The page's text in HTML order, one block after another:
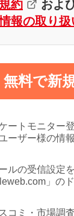
約
およ
報の取り扱
無料で新
ートモニター
ーザー様の情
ルの受信設定
」の
コミ・市場調